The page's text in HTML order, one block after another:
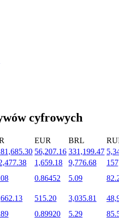
dostęp
aby zarabiać na popularnych
cyfrowych
EUR BRL
56,207.16 331,199.47
1,659.18 9,776.68
0.86452 5.09
515.20 3,035.81
0.89920 5.29